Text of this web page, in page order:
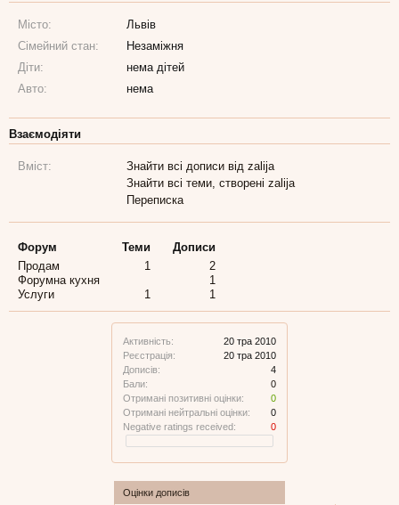
Активність:
20 тра 2010
Реєстрація:
20 тра 2010
Дописів:
4
Бали:
0
Отримані позитивні оцінки:
0
Отримані нейтральні оцінки:
0
Negative ratings received:
0
Оцінки дописів
Місто:
Львів
Сімейний стан:
Незаміжня
Діти:
нема дітей
Авто:
нема
Взаємодіяти
Вміст:
Знайти всі дописи від zalija
Знайти всі теми, створені zalija
Переписка
Форум Теми
Дописи
Продам
1
2
Форумна кухня
1
Услуги
1 1